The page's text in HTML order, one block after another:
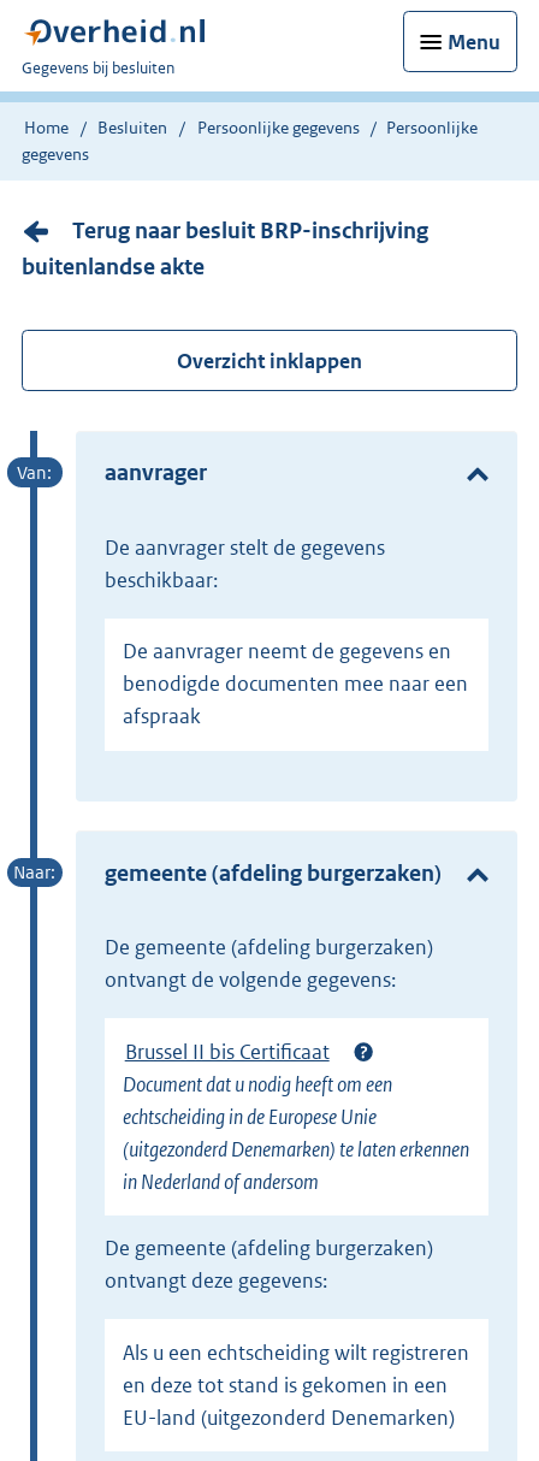
Menu
U
bent
nu
Gegevens bij besluiten
Home Besluiten Persoonlijke gegevens
Persoonlijke
gegevens
Terug naar besluit BRP-inschrijving
buitenlandse akte
Overzicht inklappen
aanvrager
de aanvrager stelt de gegevens
beschikbaar:
De aanvrager neemt de gegevens en
benodigde documenten mee naar een
afspraak
gemeente (afdeling burgerzaken)
de gemeente (afdeling burgerzaken)
ontvangt de volgende gegevens:
Brussel II bis Certificaat
Document dat u nodig heeft om een
echtscheiding in de Europese Unie
(uitgezonderd Denemarken) te laten erkennen
in Nederland of andersom
de gemeente (afdeling burgerzaken)
ontvangt deze gegevens:
Als u een echtscheiding wilt registreren
en deze tot stand is gekomen in een
EU-land (uitgezonderd Denemarken)